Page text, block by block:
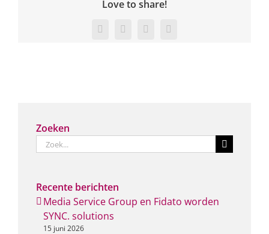
Love to share!
FacebookTwitter LinkedIn
Zoeken
Zoeken
naar:
Recente berichten
Media Service Group en Fidato worden
SYNC. solutions
15 juni 2026